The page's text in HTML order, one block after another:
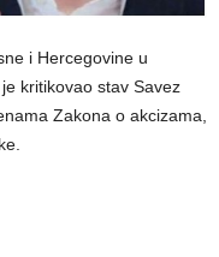
i Hercegovine u
kritikovao stav Savez
Zakona o akcizama,